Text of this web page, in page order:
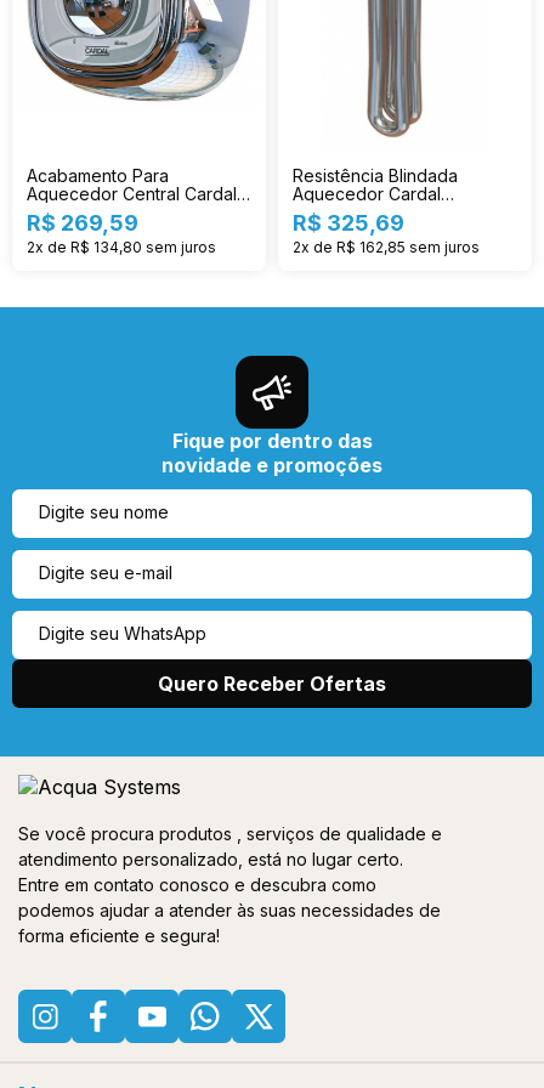
Acabamento Para
Aquecedor Central Cardal
Cr Ac214
R$ 269,59
2x de R$ 134,80 sem juros
Resistência Blindada
Aquecedor Cardal
Individual 3t Re-124/2
R$ 325,69
2x de R$ 162,85 sem juros
Fique por dentro das
novidade e promoções
Se você procura produtos , serviços de qualidade e
atendimento personalizado, está no lugar certo.
Entre em contato conosco e descubra como
podemos ajudar a atender às suas necessidades de
forma eficiente e segura!